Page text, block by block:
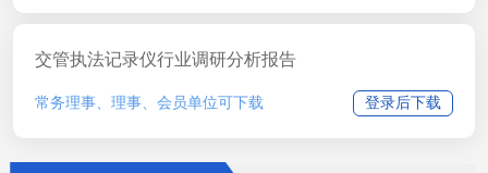
交管执法记录仪行业调研分析报告
常务理事、理事、会员单位可下载 登录后下载